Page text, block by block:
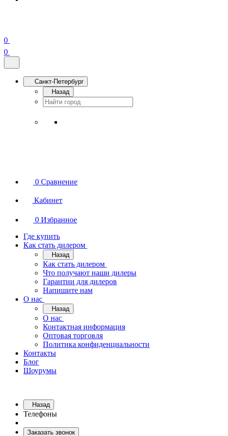
0
0
Санкт-Петербург
Назад
0 Сравнение
Кабинет
0 Избранное
Где купить
Как стать дилером
Назад
Как стать дилером
Что получают наши дилеры
Гарантии для дилеров
Напишите нам
О нас
Назад
О нас
Контактная информация
Оптовая торговля
Политика конфиденциальности
Контакты
Блог
Шоурумы
Назад
Телефоны
Заказать звонок